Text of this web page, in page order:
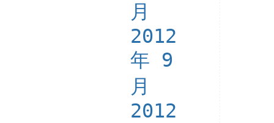
月
2012
年 9
月
2012